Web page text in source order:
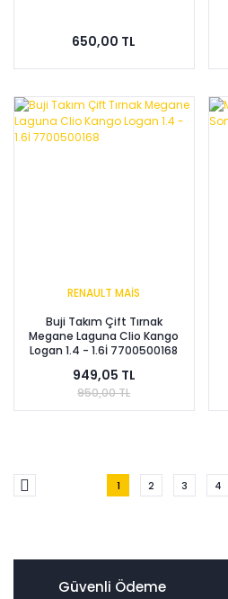
650,00 TL
RENAULT MAİS
Buji Takım Çift Tırnak
Megane Laguna Clio Kango
Logan 1.4 - 1.6İ 7700500168
949,05 TL
950,00 TL
1 2 3 4
Güvenli Ödeme